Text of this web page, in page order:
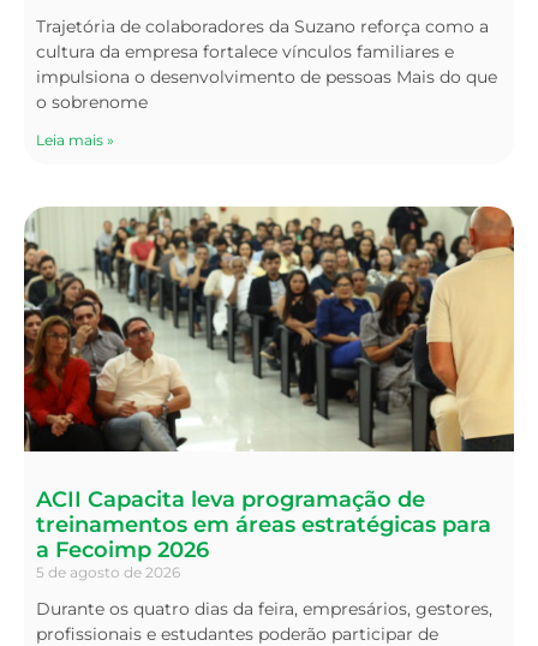
Trajetória de colaboradores da Suzano reforça como a
cultura da empresa fortalece vínculos familiares e
impulsiona o desenvolvimento de pessoas Mais do que
o sobrenome
Leia mais »
ACII Capacita leva programação de
treinamentos em áreas estratégicas para
a Fecoimp 2026
5 de agosto de 2026
Durante os quatro dias da feira, empresários, gestores,
profissionais e estudantes poderão participar de